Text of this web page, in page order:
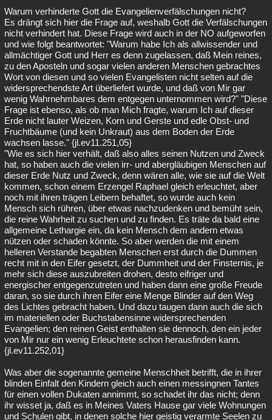
Warum verhinderte Gott die Evangelienverfälschungen nicht?
Es drängt sich hier die Frage auf, weshalb Gott die Verfälschungen
nicht verhindert hat. Diese Frage wird auch in der NO aufgeworfen
und wie folgt beantwortet: "Warum habe Ich als allwissender und
allmächtiger Gott und Herr es denn zugelassen, daß Mein reines,
zu den Aposteln und sogar vielen anderen Menschen gebrachtes
Wort von diesen und so vielen Evangelisten nicht selten auf die
widersprechendste Art überliefert wurde, und daß von Mir gar
wenig Wahrnehmbares dem entgegen unternommen wird?" "Diese
Frage ist ebenso, als ob man Mich fragte, warum Ich auf dieser
Erde nicht lauter Weizen, Korn und Gerste und edle Obst- und
Fruchtbäume (und kein Unkraut) aus dem Boden der Erde
wachsen lasse." {jl.ev11.251,05}
"Wie es sich hier verhält, daß also alles seinen Nutzen und Zweck
hat, so haben auch die vielen irr- und abergläubigen Menschen auf
dieser Erde Nutz und Zweck, denn wären alle, wie sie auf die Welt
kommen, schon einem Erzengel Raphael gleich erleuchtet, aber
noch mit ihren trägen Leibern behaftet, so wurde auch kein
Mensch sich rühren, über etwas nachzudenken und bemüht sein,
die reine Wahrheit zu suchen und zu finden. Es träte da bald eine
allgemeine Lethargie ein, da kein Mensch dem andern etwas
nützen oder schaden könnte. So aber werden die mit einem
helleren Verstande begabten Menschen erst durch die Dummen
recht mit in den Eifer gesetzt, der Dummheit und der Finsternis, je
mehr sich diese auszubreiten drohen, desto eifriger und
energischer entgegenzutreten und haben dann eine große Freude
daran, so sie durch ihren Eifer eine Menge Blinder auf den Weg
des Lichtes gebracht haben. Und dazu taugen dann auch die sich
im materiellen oder Buchstabensinne widersprechenden
Evangelien; den reinen Geist enthalten sie dennoch, den ein jeder
von Mir nur ein wenig Erleuchtete schon herausfinden kann.
{jl.ev11.252,01}
Was aber die sogenannte gemeine Menschheit betrifft, die in ihrer
blinden Einfalt den Kindern gleich auch einen messingnen Tantes
für einen vollen Dukaten annimmt, so schadet ihr das nicht; denn
ihr wisset ja, daß es in Meines Vaters Hause gar viele Wohnungen
und Schulen gibt, in denen solche hier geistig verarmte Seelen zu